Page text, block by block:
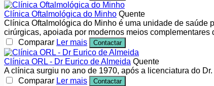
Clínica Oftalmológica do Minho Quente
Clínica Oftalmológica do Minho é uma unidade de saúde
cirúrgicas, apoiada por modernos meios complementares
Comparar Ler mais Contactar
Clínica ORL - Dr Eurico de Almeida Quente
A clínica surgiu no ano de 1970, após a licenciatura do
Comparar Ler mais Contactar